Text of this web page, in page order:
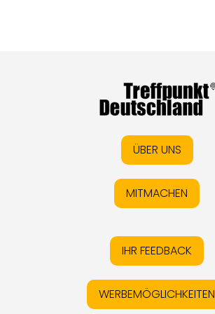
ÜBER UNS
MITMACHEN
IHR FEEDBACK
WERBEMÖGLICHKEITEN